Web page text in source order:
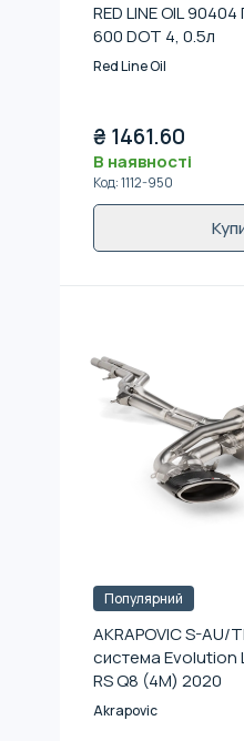
RED LINE OIL
600 DOT 4, 0.5л
Red Line Oil
₴ 1461.60
В наявності
Код:1112-950
Популярний
AKRAPOVIC S-AU/
система Evolution
RS Q8 (4M) 2020
Akrapovic